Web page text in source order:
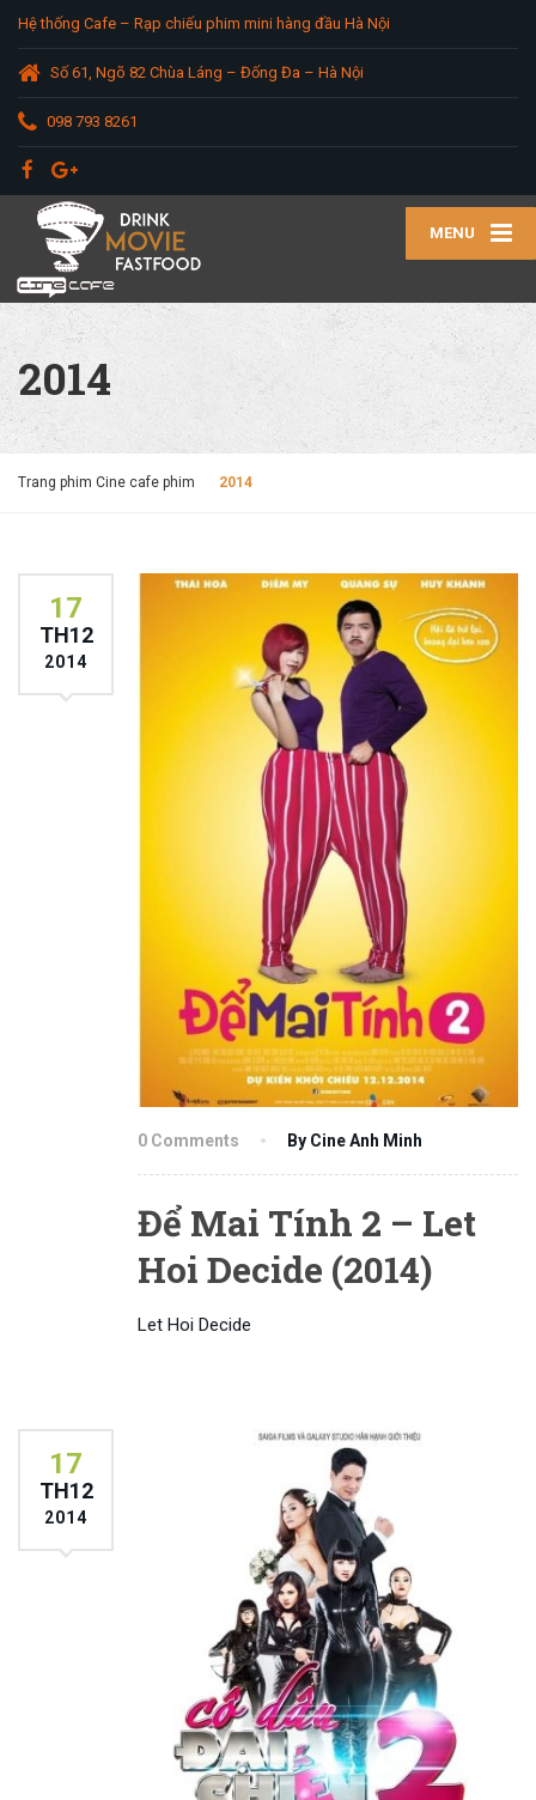
Hệ thống Cafe – Rạp chiếu phim mini hàng đầu Hà Nội
Số 61, Ngõ 82 Chùa Láng – Đống Đa – Hà Nội
098 793 8261
MENU
2014
Trang phim Cine cafe phim 2014
17
TH12
2014
0 Comments By Cine Anh Minh
Để Mai Tính 2 – Let
Hoi Decide (2014)
Let Hoi Decide
17
TH12
2014